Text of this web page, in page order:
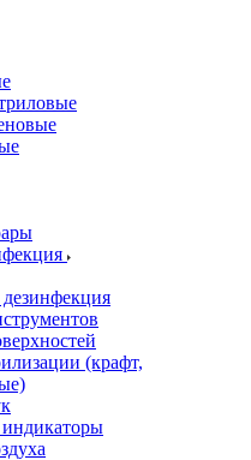
(крафт,